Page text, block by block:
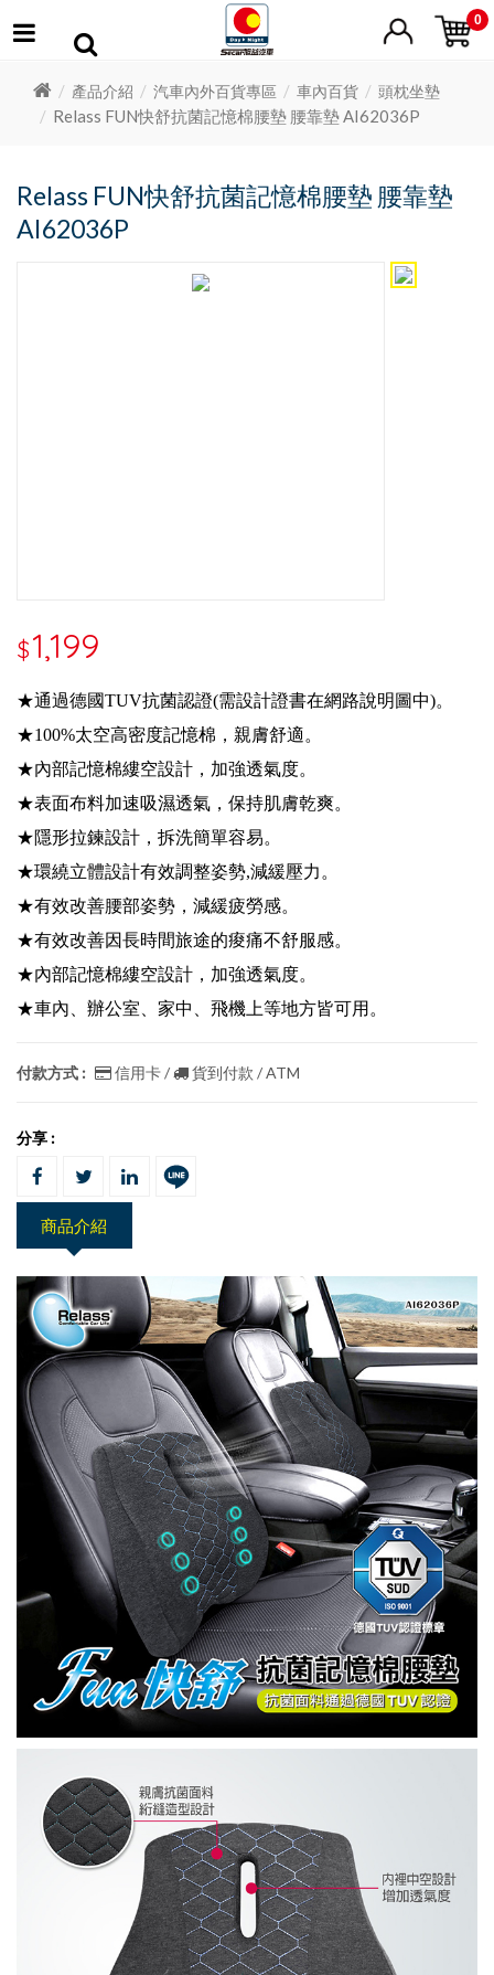
0
產品介紹 汽車內外百貨專區 車內百貨 頭枕坐墊
Relass FUN快舒抗菌記憶棉腰墊 腰靠墊 AI62036P
Relass FUN快舒抗菌記憶棉腰墊 腰靠墊
AI62036P
$1,199
★通過德國TUV抗菌認證(需設計證書在網路說明圖中)。
★100%太空高密度記憶棉，親膚舒適。
★內部記憶棉縷空設計，加強透氣度。
★表面布料加速吸濕透氣，保持肌膚乾爽。
★隱形拉鍊設計，拆洗簡單容易。
★環繞立體設計有效調整姿勢,減緩壓力。
★有效改善腰部姿勢，減緩疲勞感。
★有效改善因長時間旅途的痠痛不舒服感。
★內部記憶棉縷空設計，加強透氣度。
★車內、辦公室、家中、飛機上等地方皆可用。
付款方式 : 信用卡 / 貨到付款 / ATM
分享 :
商品介紹